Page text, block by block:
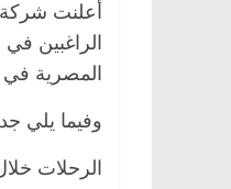
أعلنت
الراغبين
المصرية في
وفيما يلي
الرحلات